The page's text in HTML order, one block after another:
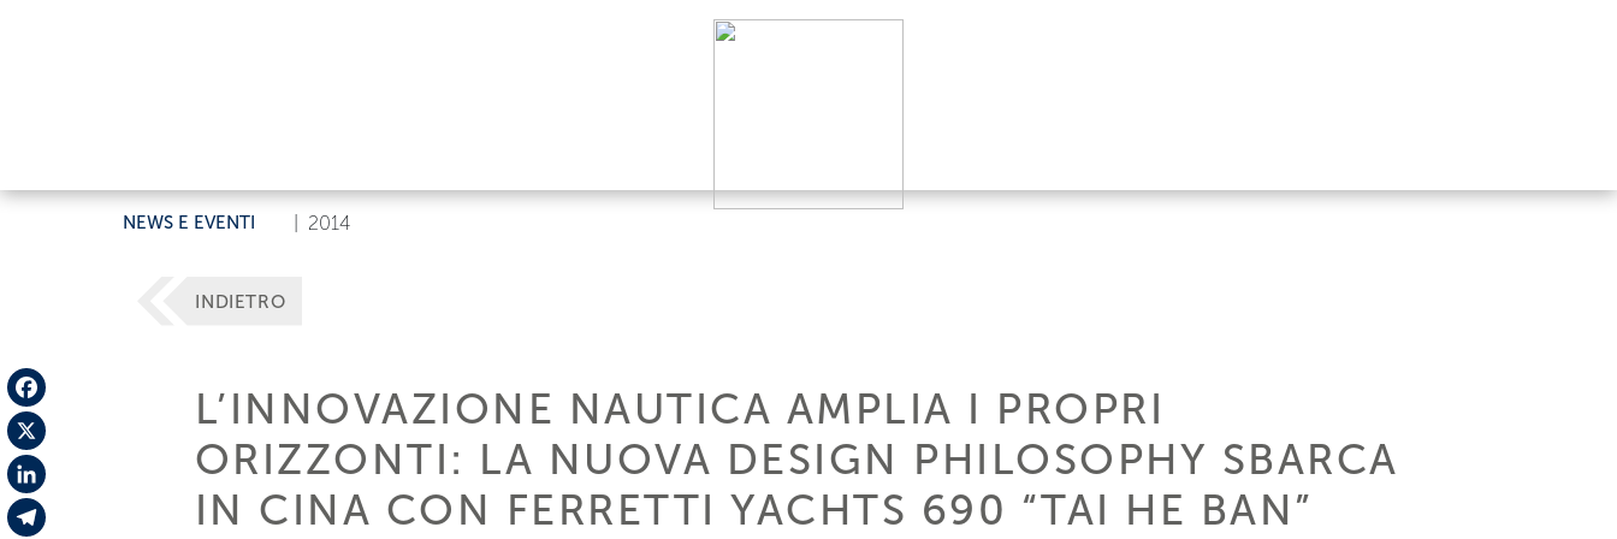
NEWS E EVENTI 2014
Facebook
X
LinkedIn
INDIETRO
L’INNOVAZIONE NAUTICA AMPLIA I PROPRI
ORIZZONTI: LA NUOVA DESIGN PHILOSOPHY SBARCA
IN CINA CON FERRETTI YACHTS 690 “TAI HE BAN”